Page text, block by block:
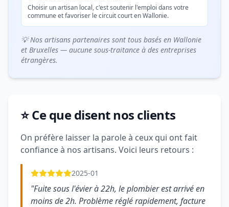
Choisir un artisan local, c'est soutenir l'emploi dans votre
commune et favoriser le circuit court en Wallonie.
💡 Nos artisans partenaires sont tous basés en Wallonie
et Bruxelles — aucune sous-traitance à des entreprises
étrangères.
⭐ Ce que disent nos clients
On préfère laisser la parole à ceux qui ont fait
confiance à nos artisans. Voici leurs retours :
2025-01
"Fuite sous l'évier à 22h, le plombier est arrivé en
moins de 2h. Problème réglé rapidement, facture